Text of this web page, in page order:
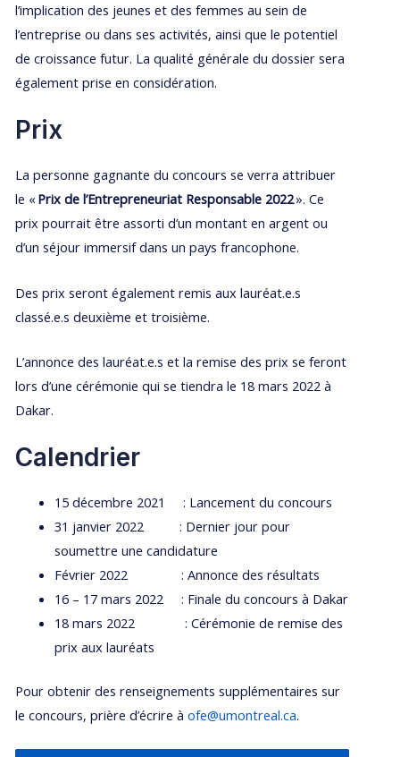
l’implication des jeunes et des femmes au sein de
l’entreprise ou dans ses activités, ainsi que le potentiel
de croissance futur. La qualité générale du dossier sera
également prise en considération.
Prix
La personne gagnante du concours se verra attribuer
le « Prix de l’Entrepreneuriat Responsable 2022». Ce
prix pourrait être assorti d’un montant en argent ou
d’un séjour immersif dans un pays francophone.
Des prix seront également remis aux lauréat.e.s
classé.e.s deuxième et troisième.
L’annonce des lauréat.e.s et la remise des prix se feront
lors d’une cérémonie qui se tiendra le 18 mars 2022 à
Dakar.
Calendrier
15 décembre 2021 : Lancement du concours
31 janvier 2022 : Dernier jour pour
soumettre une candidature
Février 2022 : Annonce des résultats
16 – 17 mars 2022 : Finale du concours à Dakar
18 mars 2022 : Cérémonie de remise des
prix aux lauréats
Pour obtenir des renseignements supplémentaires sur
le concours, prière d’écrire àofe@umontreal.ca.